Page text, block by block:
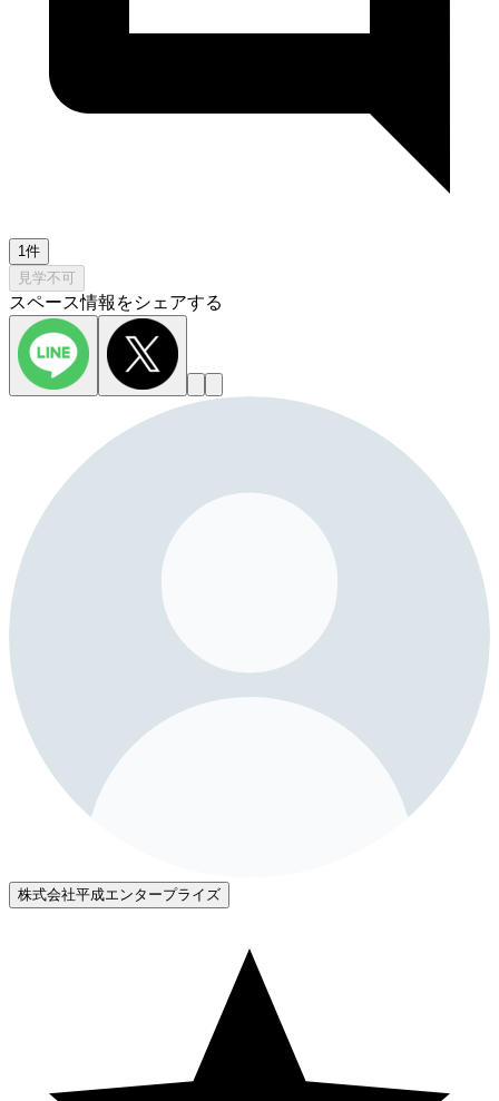
1件
見学不可
スペース情報をシェアする
株式会社平成エンタープライズ